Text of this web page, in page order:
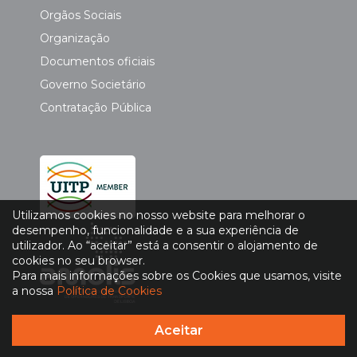
Orgãos Sociais
Organização
Documentos oficiais
Governo Societário
Contratação Pública
Política de Privacidade|Política de Cookies
Utilizamos cookies no nosso website para melhorar o
desempenho, funcionalidade e a sua experiência de
utilizador. Ao “aceitar” está a consentir o alojamento de
cookies no seu browser.
Para mais informações sobre os Cookies que usamos, visite
a nossa Política de Cookies
Aceitar